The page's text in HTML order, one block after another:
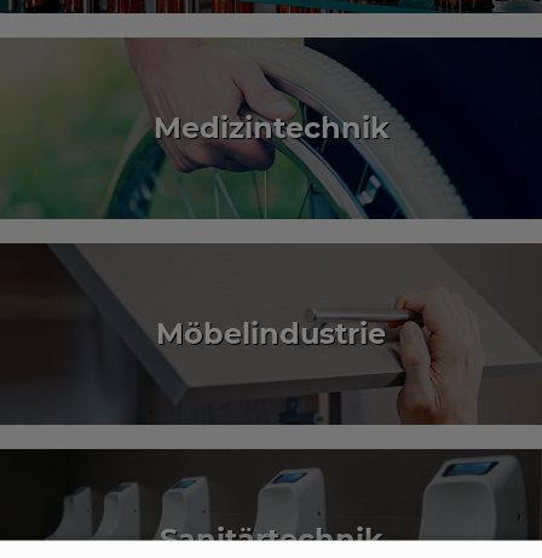
Medizintechnik
Möbelindustrie
Sanitär­technik